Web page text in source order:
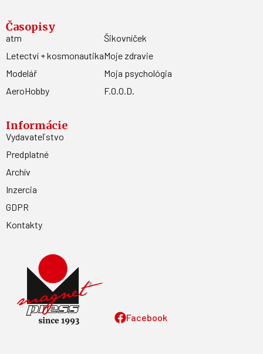
Facebook
Časopisy
atm
Letectví + kosmonautika
Modelář
AeroHobby
Šikovníček
Moje zdravie
Moja psychológia
F.O.O.D.
Informácie
Vydavateľstvo
Predplatné
Archív
Inzercia
GDPR
Kontakty